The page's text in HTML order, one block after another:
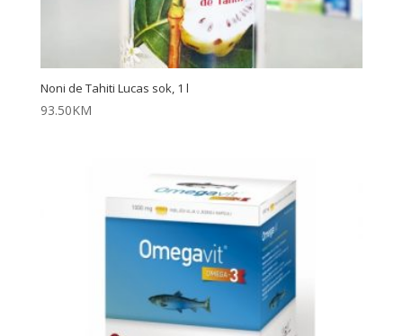
Noni de Tahiti Lucas sok, 1 l
93.50KM